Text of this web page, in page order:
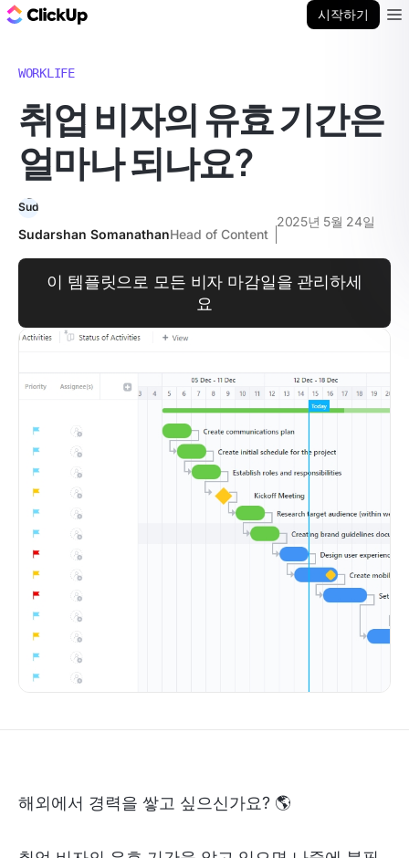
시작하기
WORKLIFE
취업 비자의 유효 기간은
얼마나 되나요?
Sudarshan SomanathanHead of Content
2025년 5월 24일
이 템플릿으로 모든 비자 마감일을 관리하세
요
해외에서 경력을 쌓고 싶으신가요? 🌎